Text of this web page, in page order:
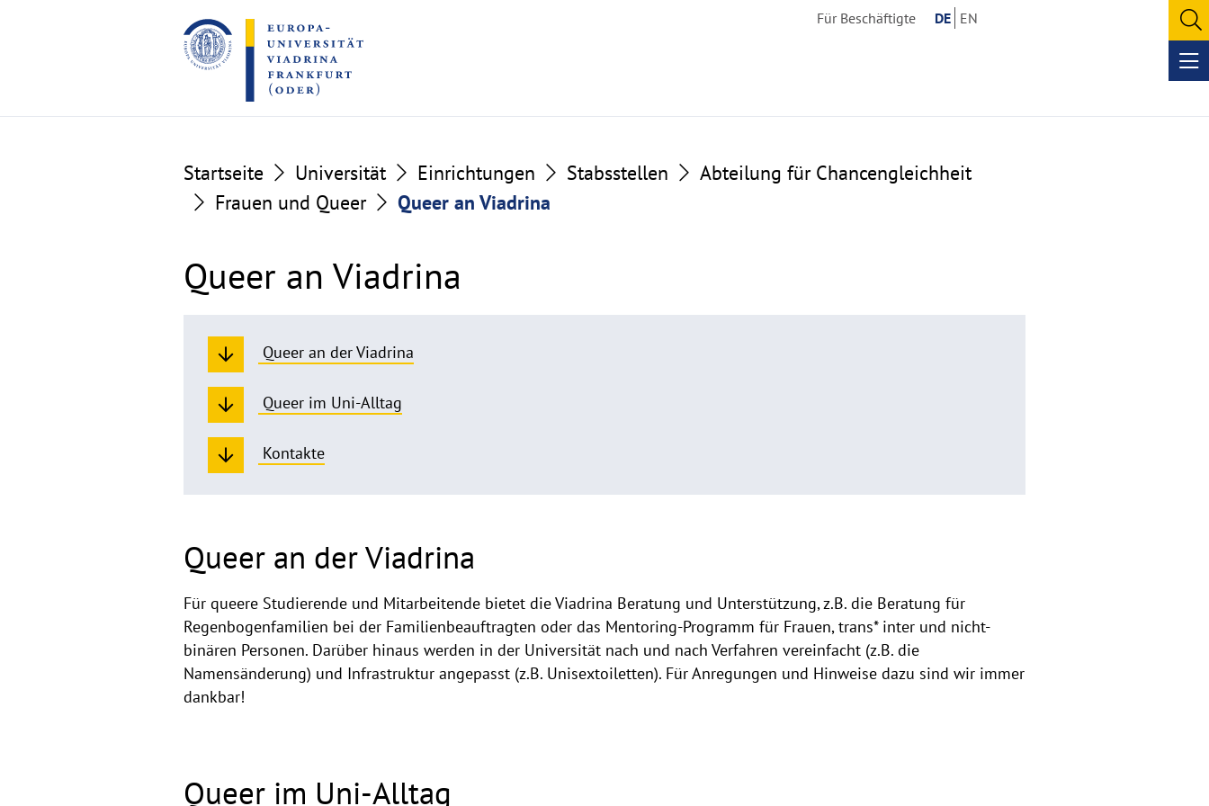
to
the
content
to
the
footer
Für Beschäftigte DE EN
Startseite Universität Einrichtungen Stabsstellen
Abteilung für Chancengleichheit
Frauen und Queer
Queer an Viadrina
Queer an Viadrina
Queer an der Viadrina
Queer im Uni-Alltag
Kontakte
Queer an der Viadrina
Für queere Studierende und Mitarbeitende bietet die Viadrina Beratung und Unterstützung, z.B. die Beratung für
Regenbogenfamilien bei der Familienbeauftragten oder das Mentoring-Programm für Frauen, trans* inter und nicht-
binären Personen. Darüber hinaus werden in der Universität nach und nach Verfahren vereinfacht (z.B. die
Namensänderung) und Infrastruktur angepasst (z.B. Unisextoiletten). Für Anregungen und Hinweise dazu sind wir immer
dankbar!
Queer im Uni-Alltag